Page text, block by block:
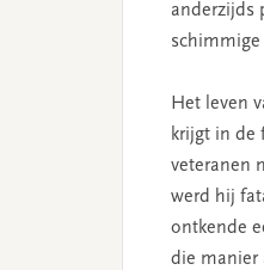
anderzijds
schimmige
Het leven
krijgt in de
veteranen
werd hij
ontkende
die manier